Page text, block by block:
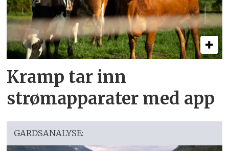
Kramp tar inn
strømapparater med app
GARDSANALYSE: